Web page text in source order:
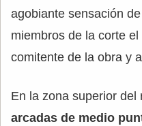
agobiante sensación
miembros de la corte
comitente de la obra y
En la zona superior del
arcadas de medio